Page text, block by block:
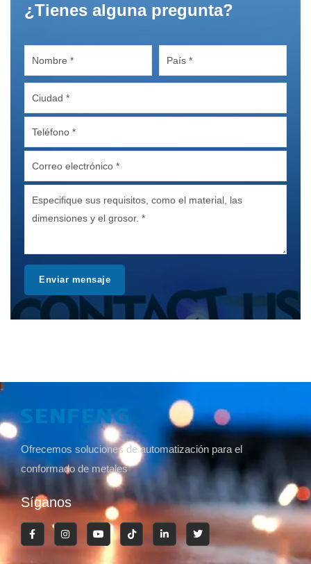
¿Tienes alguna pregunta?
Enviar mensaje
Ofrecemos soluciones de automatización para el
conformado de metales
Síganos